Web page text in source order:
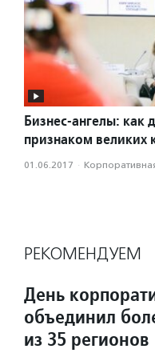
Бизнес-ангелы: как
признаком
01.06.2017 ·
РЕКОМЕНДУЕМ
День
объединил
из 35 регионов